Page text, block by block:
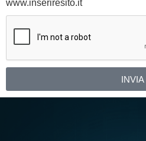
www.inseriresito.it
INVIA
Alternative: